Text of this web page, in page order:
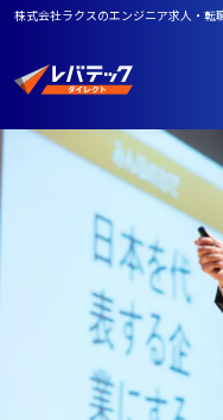
株式会社ラクスのエンジニア求人・